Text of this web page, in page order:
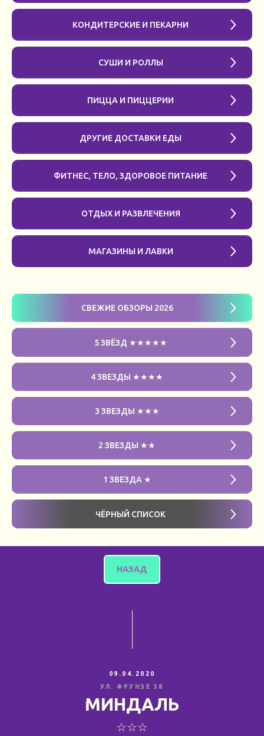
КОНДИТЕРСКИЕ И ПЕКАРНИ
СУШИ И РОЛЛЫ
ПИЦЦА И ПИЦЦЕРИИ
ДРУГИЕ ДОСТАВКИ ЕДЫ
ФИТНЕС, ТЕЛО, ЗДОРОВОЕ ПИТАНИЕ
ОТДЫХ И РАЗВЛЕЧЕНИЯ
МАГАЗИНЫ И ЛАВКИ
СВЕЖИЕ ОБЗОРЫ 2026
5 ЗВЁЗД ★★★★★
4 ЗВЕЗДЫ ★★★★
3 ЗВЕЗДЫ ★★★
2 ЗВЕЗДЫ ★★
1 ЗВЕЗДА ★
ЧЁРНЫЙ СПИСОК
НАЗАД
09.04.2020
УЛ. ФРУНЗЕ 38
МИНДАЛЬ
☆☆☆